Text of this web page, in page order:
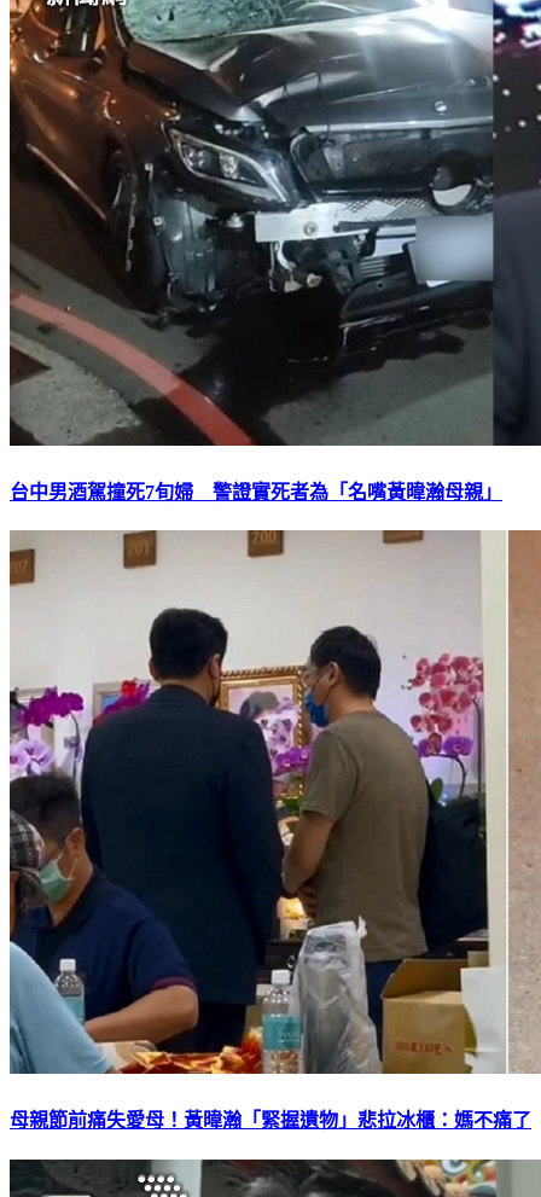
台中男酒駕撞死7旬婦 警證實死者為「名嘴黃暐瀚母親」
母親節前痛失愛母！黃暐瀚「緊握遺物」悲拉冰櫃：媽不痛了